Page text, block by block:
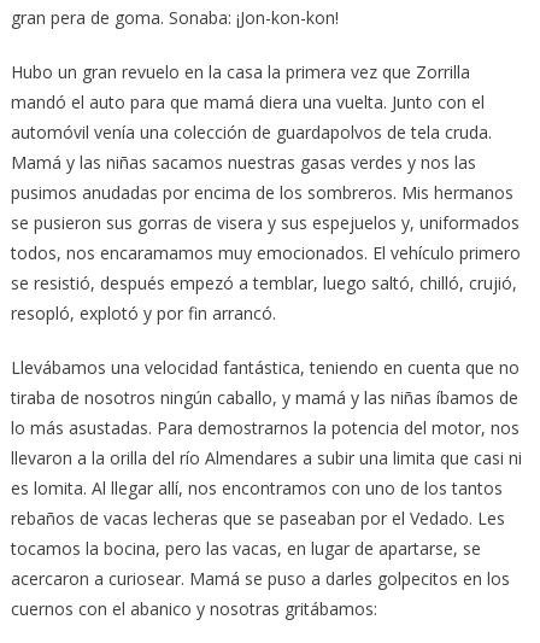
gran pera de goma. Sonaba: ¡Jon-kon-kon!
Hubo un gran revuelo en la casa la primera vez que Zorrilla
mandó el auto para que mamá diera una vuelta. Junto con el
automóvil venía una colección de guardapolvos de tela cruda.
Mamá y las niñas sacamos nuestras gasas verdes y nos las
pusimos anudadas por encima de los sombreros. Mis hermanos
se pusieron sus gorras de visera y sus espejuelos y, uniformados
todos, nos encaramamos muy emocionados. El vehículo primero
se resistió, después empezó a temblar, luego saltó, chilló, crujió,
resopló, explotó y por fin arrancó.
Llevábamos una velocidad fantástica, teniendo en cuenta que no
tiraba de nosotros ningún caballo, y mamá y las niñas íbamos de
lo más asustadas. Para demostrarnos la potencia del motor, nos
llevaron a la orilla del río Almendares a subir una limita que casi ni
es lomita. Al llegar allí, nos encontramos con uno de los tantos
rebaños de vacas lecheras que se paseaban por el Vedado. Les
tocamos la bocina, pero las vacas, en lugar de apartarse, se
acercaron a curiosear. Mamá se puso a darles golpecitos en los
cuernos con el abanico y nosotras gritábamos: